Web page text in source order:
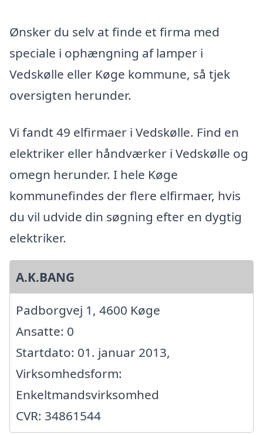
Ønsker du selv at finde et firma med
speciale i ophængning af lamper i
Vedskølle eller Køge kommune, så tjek
oversigten herunder.
Vi fandt 49 elfirmaer i Vedskølle. Find en
elektriker eller håndværker i Vedskølle og
omegn herunder. I hele Køge
kommunefindes der flere elfirmaer, hvis
du vil udvide din søgning efter en dygtig
elektriker.
A.K.BANG
Padborgvej 1, 4600 Køge
Ansatte: 0
Startdato: 01. januar 2013,
Virksomhedsform:
Enkeltmandsvirksomhed
CVR: 34861544